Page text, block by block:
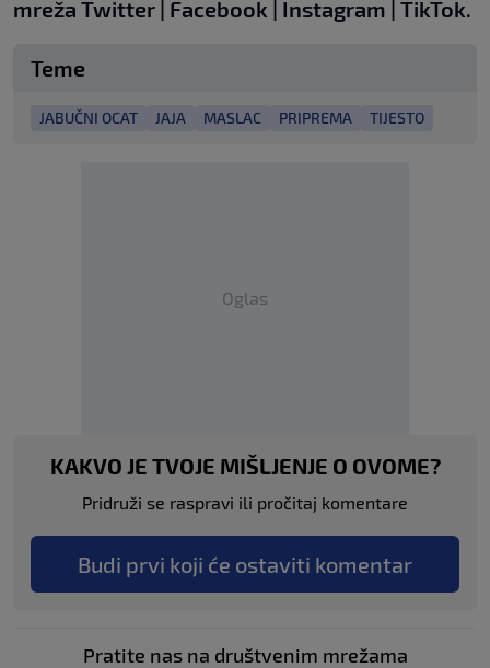
mreža Twitter | Facebook | Instagram | TikTok.
Teme
JABUČNI OCAT JAJA MASLAC PRIPREMA TIJESTO
Oglas
KAKVO JE TVOJE MIŠLJENJE O OVOME?
Pridruži se raspravi ili pročitaj komentare
Budi prvi koji će ostaviti komentar
Pratite nas na društvenim mrežama